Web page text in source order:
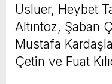
Usluer, Heybet
Altıntoz, Şaban
Mustafa
Çetin ve Fuat